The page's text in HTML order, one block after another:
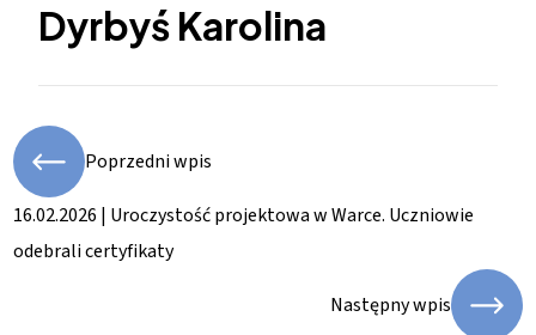
Dyrbyś Karolina
Poprzedni wpis
16.02.2026 | Uroczystość projektowa w Warce. Uczniowie
odebrali certyfikaty
Następny wpis